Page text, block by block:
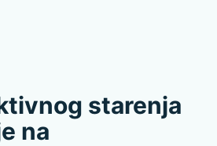
starenja
na